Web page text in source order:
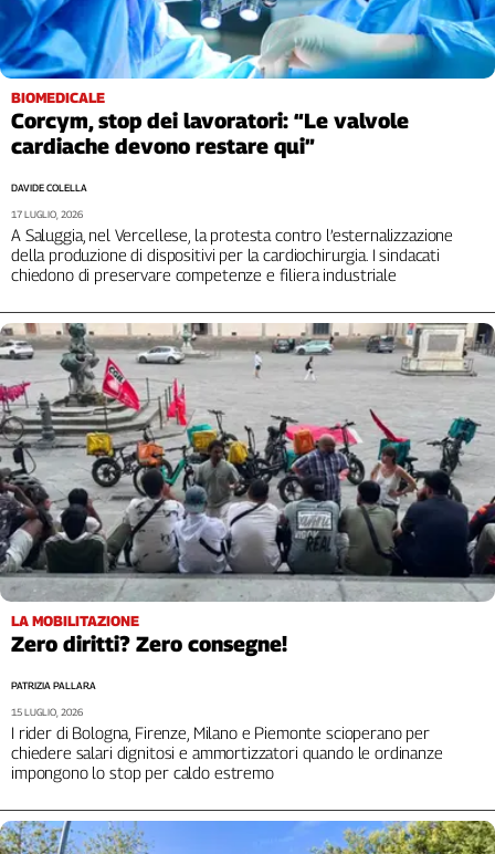
BIOMEDICALE
Corcym, stop dei lavoratori: “Le valvole
cardiache devono restare qui”
A Saluggia, nel Vercellese, la protesta contro l’esternalizzazione
della produzione di dispositivi per la cardiochirurgia. I sindacati
chiedono di preservare competenze e filiera industriale
DAVIDE COLELLA
17 LUGLIO, 2026
LA MOBILITAZIONE
Zero diritti? Zero consegne!
I rider di Bologna, Firenze, Milano e Piemonte scioperano per
chiedere salari dignitosi e ammortizzatori quando le ordinanze
impongono lo stop per caldo estremo
PATRIZIA PALLARA
15 LUGLIO, 2026